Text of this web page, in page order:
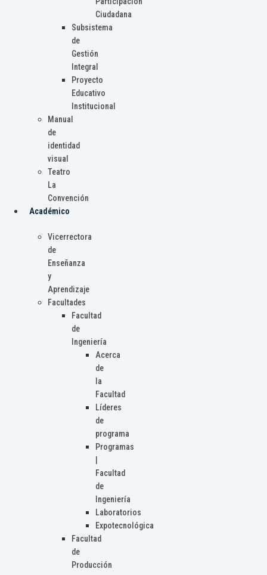
Ciudadana
Subsistema
de
Gestión
Integral
Proyecto
Educativo
Institucional
Manual
de
identidad
visual
Teatro
La
Convención
Académico
Vicerrectora
de
Enseñanza
y
Aprendizaje
Facultades
Facultad
de
Ingeniería
Acerca
de
la
Facultad
Líderes
de
programa
Programas
Facultad
de
Ingeniería
Laboratorios
Expotecnológica
Facultad
de
Producción